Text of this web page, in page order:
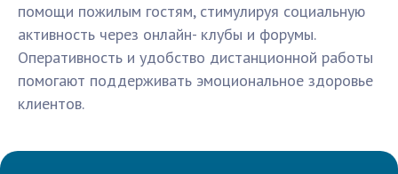
помощи пожилым гостям, стимулируя социальную
активность через онлайн- клубы и форумы.
Оперативность и удобство дистанционной работы
помогают поддерживать эмоциональное здоровье
клиентов.